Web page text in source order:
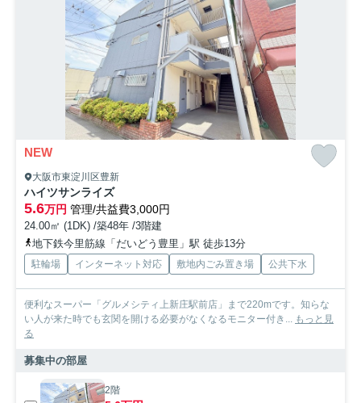
NEW
大阪市東淀川区豊新
ハイツサンライズ
5.6万円 管理/共益費3,000円
24.00㎡ (1DK) /築48年 /3階建
地下鉄今里筋線「だいどう豊里」駅 徒歩13分
駐輪場 インターネット対応 敷地内ごみ置き場 公共下水
便利なスーパー「グルメシティ上新庄駅前店」まで220mです。知らな
い人が来た時でも玄関を開ける必要がなくなるモニター付き... もっと見
る
募集中の部屋
2階